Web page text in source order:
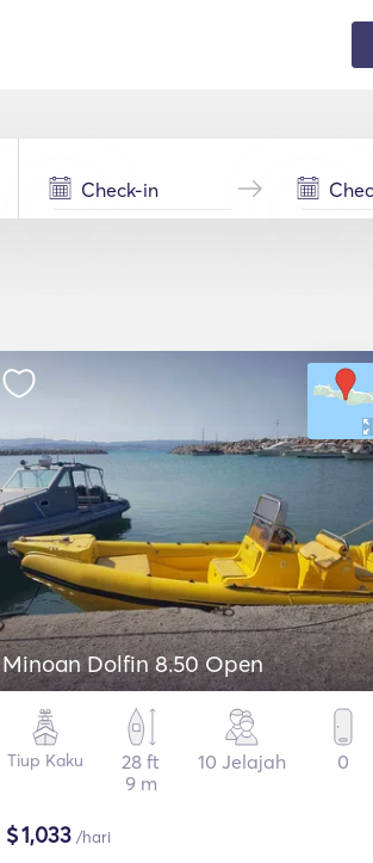
Minoan Dolfin 8.50 Open
Tiup Kaku
28 ft
9 m
10 Jelajah 0
$1,033 /hari